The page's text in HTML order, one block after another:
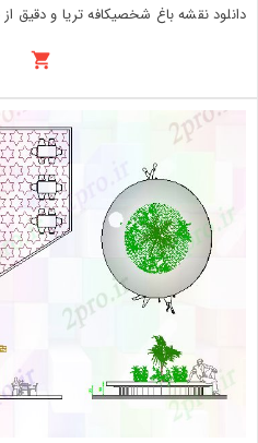
دانلود نقشه باغ شخصیکافه تریا و دقیق از